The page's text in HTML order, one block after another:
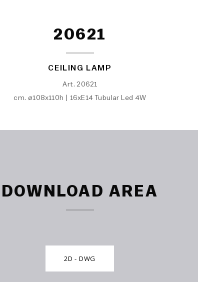
20621
CEILING LAMP
Art. 20621
cm. ø108x110h | 16xE14 Tubular Led 4W
DOWNLOAD AREA
2D - DWG